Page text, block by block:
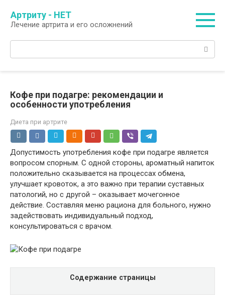
контенту
Артриту - НЕТ
Лечение артрита и его осложнений
Кофе при подагре: рекомендации и
особенности употребления
Диета при артрите
Допустимость употребления кофе при подагре является
вопросом спорным. С одной стороны, ароматный напиток
положительно сказывается на процессах обмена,
улучшает кровоток, а это важно при терапии суставных
патологий, но с другой – оказывает мочегонное
действие. Составляя меню рациона для больного, нужно
задействовать индивидуальный подход,
консультироваться с врачом.
Содержание страницы